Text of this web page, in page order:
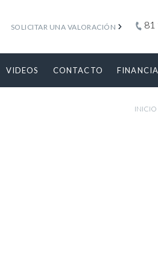
SOLICITAR UNA VALORACIÓN 81
VIDEOS CONTACTO
INICIO